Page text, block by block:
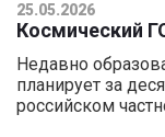
25.05.2026
Космический
Недавно
планирует за
российском